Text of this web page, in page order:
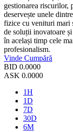
gestionarea riscurilor,
deservește unele
fizice cu venituri mari
de soluții inovatoare
în același timp cele
profesionalism.
Vinde Cumpără
BID 0.0000
ASK 0.0000
1H
1D
7D
30D
6M